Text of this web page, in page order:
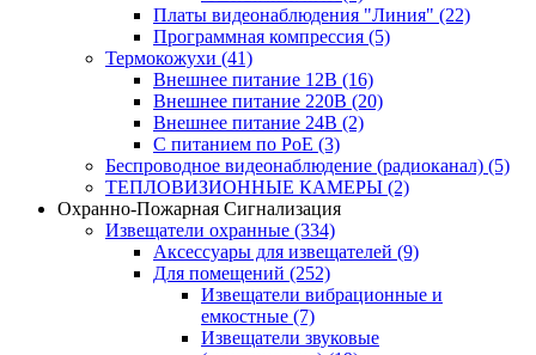
Платы видеонаблюдения "Линия" (22)
Программная компрессия (5)
Термокожухи (41)
Внешнее питание 12В (16)
Внешнее питание 220В (20)
Внешнее питание 24В (2)
С питанием по PoE (3)
Беспроводное видеонаблюдение (радиоканал) (5)
ТЕПЛОВИЗИОННЫЕ КАМЕРЫ (2)
Охранно-Пожарная Сигнализация
Извещатели охранные (334)
Аксессуары для извещателей (9)
Для помещений (252)
Извещатели вибрационные и
емкостные (7)
Извещатели звуковые